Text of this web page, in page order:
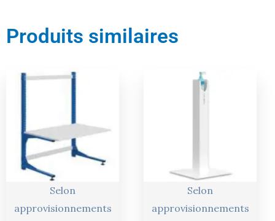
Produits similaires
Selon
approvisionnements
657,00 €.
Le
624,00 €.
Selon
approvisionnements
Le
prix
actuel